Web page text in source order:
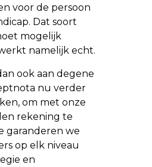
voor de persoon
Dat soort
mogelijk
namelijk echt.
ook aan degene
nu verder
om met onze
rekening te
garanderen we
op elk niveau
en